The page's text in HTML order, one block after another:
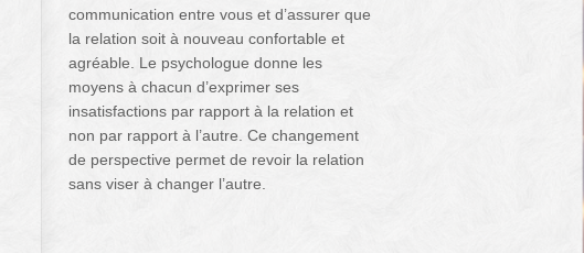
communication entre vous et d’assurer que
la relation soit à nouveau confortable et
agréable. Le psychologue donne les
moyens à chacun d’exprimer ses
insatisfactions par rapport à la relation et
non par rapport à l’autre. Ce changement
de perspective permet de revoir la relation
sans viser à changer l’autre.